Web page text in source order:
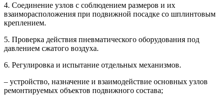
4. Соединение узлов с соблюдением размеров и их
взаиморасположения при подвижной посадке со шплинтовым
креплением.
5. Проверка действия пневматического оборудования под
давлением сжатого воздуха.
6. Регулировка и испытание отдельных механизмов.
– устройство, назначение и взаимодействие основных узлов
ремонтируемых объектов подвижного состава;